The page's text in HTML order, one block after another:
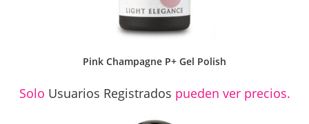
Pink Champagne P+ Gel Polish
Solo Usuarios Registrados pueden ver precios.